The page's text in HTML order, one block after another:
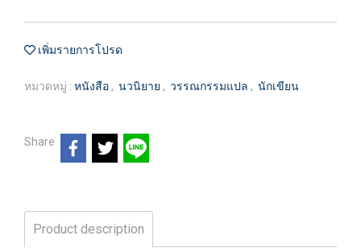
เพิ่มรายการโปรด
หมวดหมู่ : หนังสือ , นวนิยาย , วรรณกรรมแปล , นักเขียน
Share
Product description